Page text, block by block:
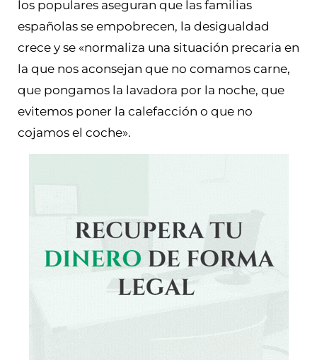
los populares aseguran que las familias
españolas se empobrecen, la desigualdad
crece y se «normaliza una situación precaria en
la que nos aconsejan que no comamos carne,
que pongamos la lavadora por la noche, que
evitemos poner la calefacción o que no
cojamos el coche».